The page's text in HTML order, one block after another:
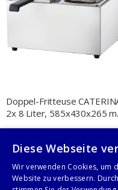
Doppel-Fritteuse
2x 8 Liter, 585x430x265
(BxTxH), 2x 3 kW 230 V
Anzeigen
Diese Webseite
Wir verwenden Cookies, um
Website zu verbessern.